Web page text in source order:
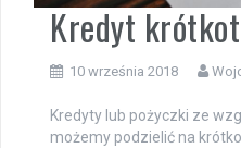
Kredyt
10 września 2018
Kredyty lub pożyczki ze
możemy podzielić na